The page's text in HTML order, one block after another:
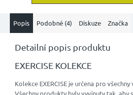
Popis Podobné (4) Diskuze Značka
Detailní popis produktu
EXERCISE KOLEKCE
Kolekce EXERCISE je určena pro
Všechny produkty byly vyvinuty tak, aby